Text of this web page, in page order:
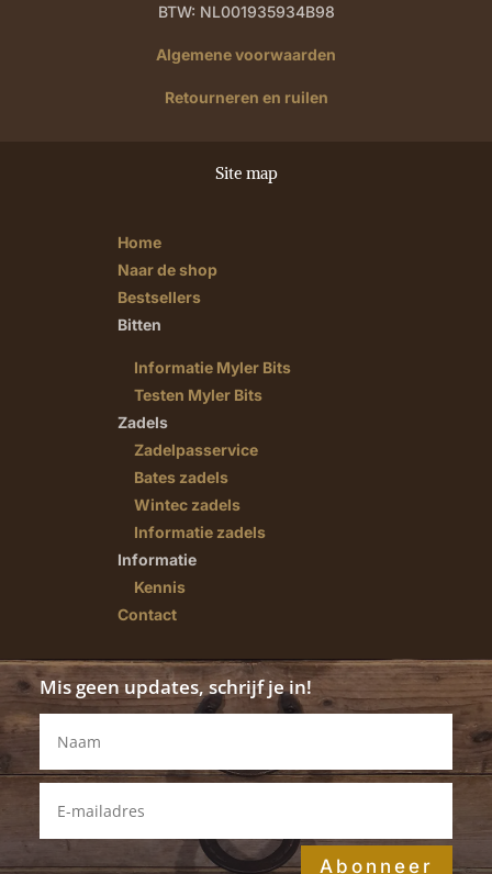
BTW: NL001935934B98
Algemene voorwaarden
Retourneren en ruilen
Site map
Home
Naar de shop
Bestsellers
Bitten
Informatie Myler Bits
Testen Myler Bits
Zadels
Zadelpasservice
Bates zadels
Wintec zadels
Informatie zadels
Informatie
Kennis
Contact
Mis geen updates, schrijf je in!
Abonneer